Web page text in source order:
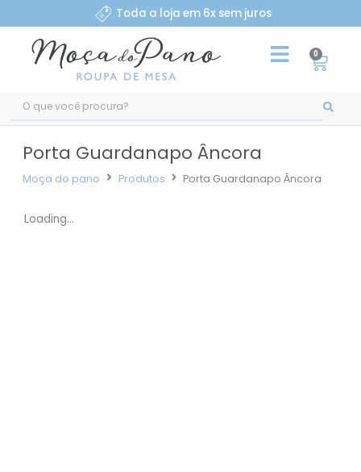
para
conteúdo
Toda a loja em 6x sem juros
0
Pesquisar
Porta Guardanapo Âncora
Moça do pano Produtos Porta Guardanapo Âncora
Loading...